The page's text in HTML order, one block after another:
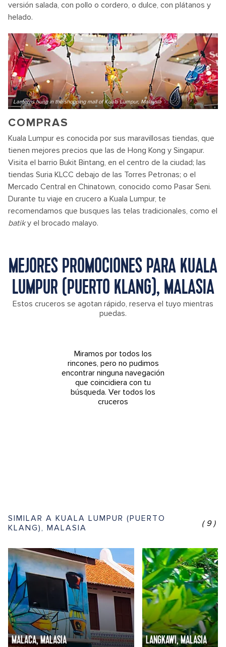
versión salada, con pollo o cordero, o dulce, con plátanos y
helado.
Lanterns hung in the shopping mall of Kuala Lumpur, Malaysia
COMPRAS
Kuala Lumpur es conocida por sus maravillosas tiendas, que
tienen mejores precios que las de Hong Kong y Singapur.
Visita el barrio Bukit Bintang, en el centro de la ciudad; las
tiendas Suria KLCC debajo de las Torres Petronas; o el
Mercado Central en Chinatown, conocido como Pasar Seni.
Durante tu viaje en crucero a Kuala Lumpur, te
recomendamos que busques las telas tradicionales, como el
batiky el brocado malayo.
MEJORES PROMOCIONES PARA KUALA
LUMPUR (PUERTO KLANG), MALASIA
Estos cruceros se agotan rápido, reserva el tuyo mientras
puedas.
Miramos por todos los
rincones, pero no pudimos
encontrar ninguna navegación
que coincidiera con tu
búsqueda. Ver todos los
cruceros
SIMILAR A KUALA LUMPUR (PUERTO
KLANG), MALASIA
(9)
MALACA, MALASIA LANGKAWI, MALASIA